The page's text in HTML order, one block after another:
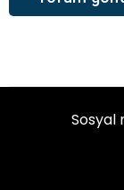
Sosyal